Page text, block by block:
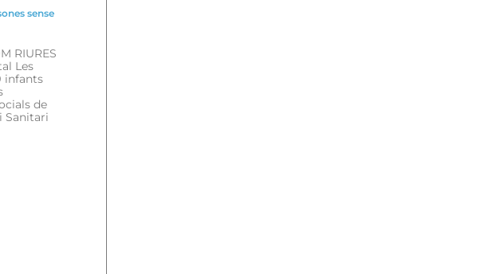
sense
RIURES
Les
infants
de
Sanitari